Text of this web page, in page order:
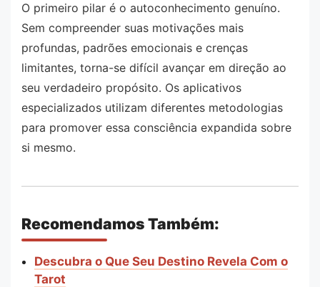
O primeiro pilar é o autoconhecimento genuíno.
Sem compreender suas motivações mais
profundas, padrões emocionais e crenças
limitantes, torna-se difícil avançar em direção ao
seu verdadeiro propósito. Os aplicativos
especializados utilizam diferentes metodologias
para promover essa consciência expandida sobre
si mesmo.
Recomendamos Também:
Descubra o Que Seu Destino Revela Com o
Tarot